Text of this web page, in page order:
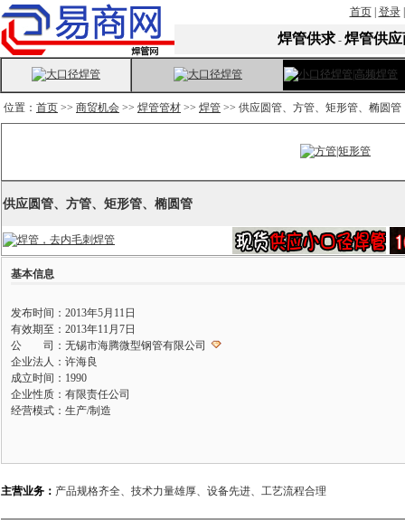
首页| 登录
焊管供求- 焊管供应
位置： 首页 >> 商贸机会 >> 焊管管材 >> 焊管 >> 供应圆管、方管、矩形管、椭圆管
供应圆管、方管、矩形管、椭圆管
基本信息
发布时间：2013年5月11日
有效期至：2013年11月7日
公 司：无锡市海腾微型钢管有限公司
企业法人：许海良
成立时间：1990
企业性质：有限责任公司
经营模式：生产/制造
主营业务： 产品规格齐全、技术力量雄厚、设备先进、工艺流程合理